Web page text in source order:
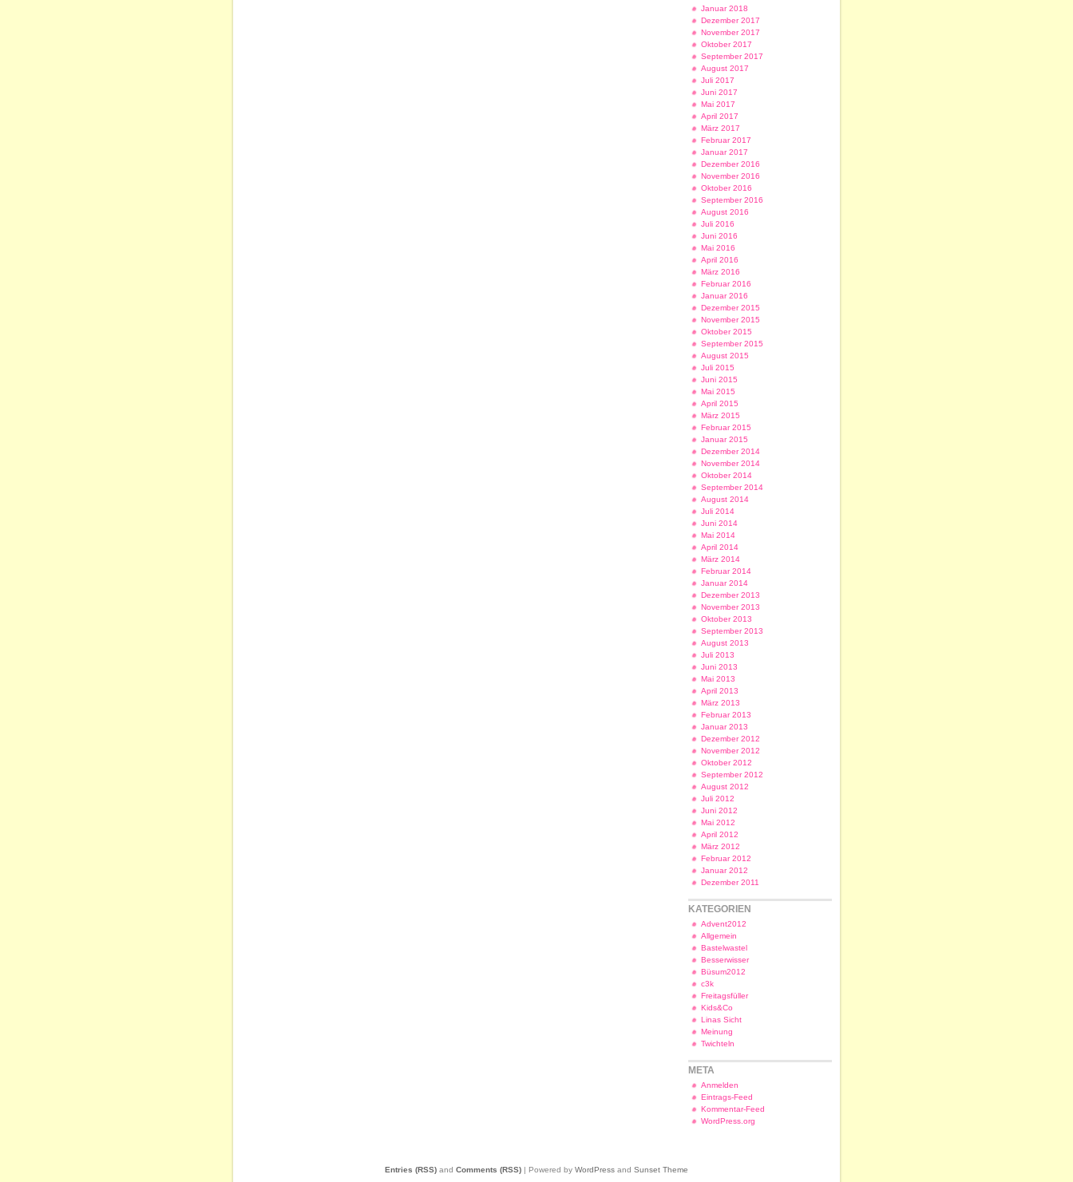
Januar 2018
Dezember 2017
November 2017
Oktober 2017
September 2017
August 2017
Juli 2017
Juni 2017
Mai 2017
April 2017
März 2017
Februar 2017
Januar 2017
Dezember 2016
November 2016
Oktober 2016
September 2016
August 2016
Juli 2016
Juni 2016
Mai 2016
April 2016
März 2016
Februar 2016
Januar 2016
Dezember 2015
November 2015
Oktober 2015
September 2015
August 2015
Juli 2015
Juni 2015
Mai 2015
April 2015
März 2015
Februar 2015
Januar 2015
Dezember 2014
November 2014
Oktober 2014
September 2014
August 2014
Juli 2014
Juni 2014
Mai 2014
April 2014
März 2014
Februar 2014
Januar 2014
Dezember 2013
November 2013
Oktober 2013
September 2013
August 2013
Juli 2013
Juni 2013
Mai 2013
April 2013
März 2013
Februar 2013
Januar 2013
Dezember 2012
November 2012
Oktober 2012
September 2012
August 2012
Juli 2012
Juni 2012
Mai 2012
April 2012
März 2012
Februar 2012
Januar 2012
Dezember 2011
KATEGORIEN
Advent2012
Allgemein
Bastelwastel
Besserwisser
Büsum2012
c3k
Freitagsfüller
Kids&Co
Linas Sicht
Meinung
Twichteln
META
Anmelden
Eintrags-Feed
Kommentar-Feed
WordPress.org
Entries (RSS) and Comments (RSS) | Powered by WordPress and Sunset Theme